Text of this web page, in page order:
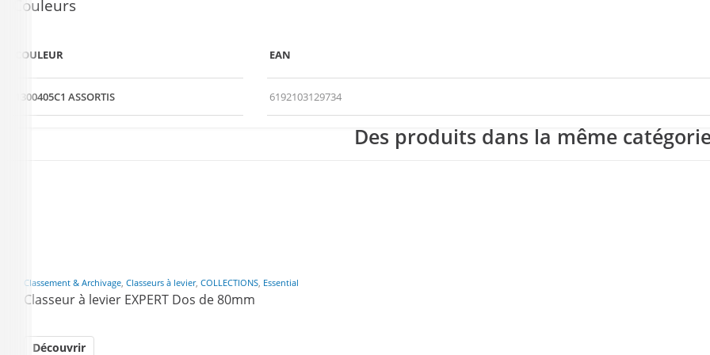
Couleurs
COULEUR EAN
1300405C1 ASSORTIS 6192103129734
Des produits dans la même
Classement & Archivage, Classeurs à levier, COLLECTIONS, Essential
Classeur à levier EXPERT Dos de 80mm
Découvrir